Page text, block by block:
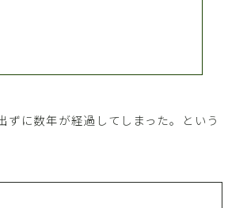
に数年が経過してしまった。という